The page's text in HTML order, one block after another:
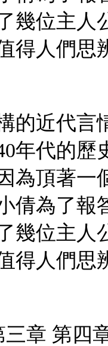
幾位主人
得人們思
的近代言
年代的
為頂著一
倩為了
幾位主人
得人們思
章 第四